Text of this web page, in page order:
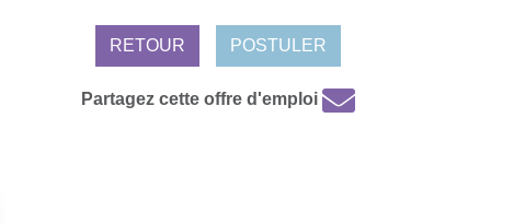
RETOUR POSTULER
Partagez cette offre d'emploi